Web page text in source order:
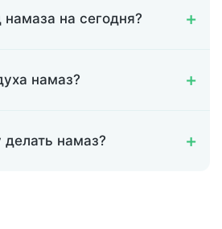
на сегодня?
намаз?
намаз?